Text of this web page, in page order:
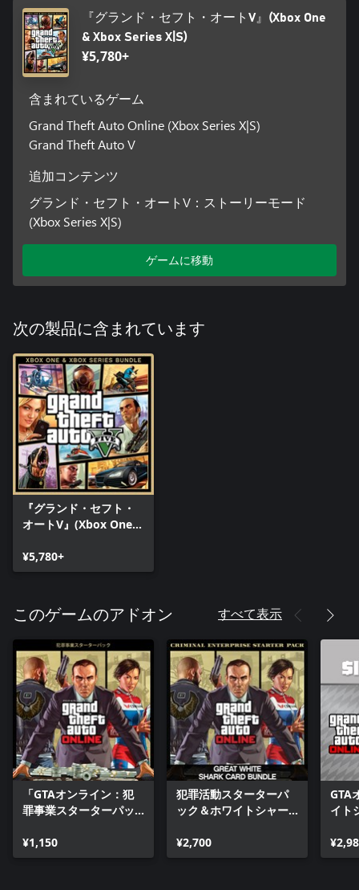
rockstargames.com/eulaに定められた使用許諾契約書および
rockstargames.com/socialclubに定められたオンラインアカウン
ト規約に同意いただく必要があります。限定コンテンツ、アン
ロック要素、ダウンロードコンテンツ、オンラインコンテン
ツ、各種サービスや機能など、特別な仕様に対する譲渡不能な
ンラインのアカウント登録（13歳以上）が必要になる場合があ
ります。特別な仕様に対するアクセスにはインターネット接続
環境が必要となる場合や、すべてのユーザーがご利用いただけ
ない場合があります。また、通知から30日が経過後、これらを
停止、変更、もしくは規約を変更して提供する場合がありま
す。利用規約、行動規範またはその他のポリシーを違反した場
合、ゲームまたはオンラインアカウントのアクセスを制限また
は停止することがあります。カスタマーサポートとテクニカル
サポートに関してはwww.rockstargames.com/supportに記載され
ています。本タイトルに適用されるオンラインサービス、費
用、制限、使用許諾の詳細についてはwww.rockstargames.com
をご参照ください。
www.rockstargames.com/eulaのライセンス契約、
©2008 - 2014 Rockstar Games, Inc. Rockstar Games, Grand
Theft Auto, the GTA Five, and the Rockstar Games R* marks and
logos are trademarks and/or registered trademarks of Take-Two
Interactive Software, Inc. in the U.S.A. and/or foreign countries.
『グランド・セフト・オートV』(Xbox One
& Xbox Series X|S)
¥5,780+
含まれているゲーム
Grand Theft Auto Online (Xbox Series X|S)
Grand Theft Auto V
追加コンテンツ
グランド・セフト・オートV：ストーリーモード
(Xbox Series X|S)
ゲームに移動
次の製品に含まれています
『グランド・セフト・
オートV』(Xbox One &
¥5,780+
このゲームのアドオン すべて表示
「GTAオンライン：犯
罪事業スターターパッ
¥1,150
犯罪活動スターターパ
ック＆ホワイトシャー
ル
¥2,700
GTA
イト